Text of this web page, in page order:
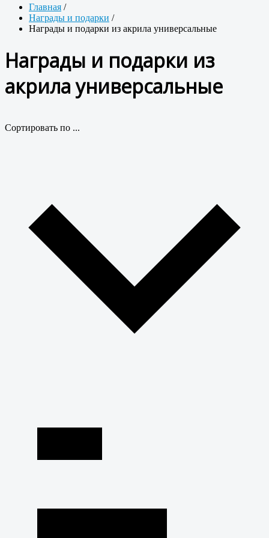
Главная /
Награды и подарки /
Награды и подарки из акрила универсальные
Награды и подарки из
акрила универсальные
Сортировать по ...